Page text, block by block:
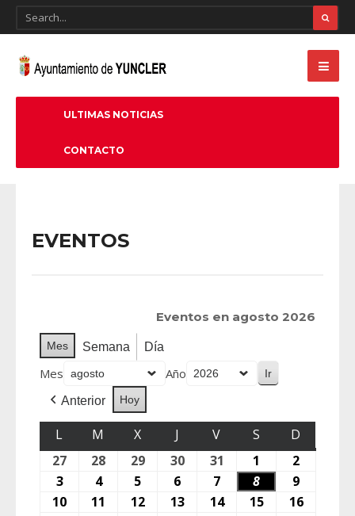
ULTIMAS NOTICIAS
CONTACTO
EVENTOS
Eventos en agosto 2026
Mes Semana Día
Mes Año
Anterior Hoy
L M X J V S
D
27
28 29 30 31 1
2
3
4 5 6 7 8
9
10
11 12 13 14 15
16